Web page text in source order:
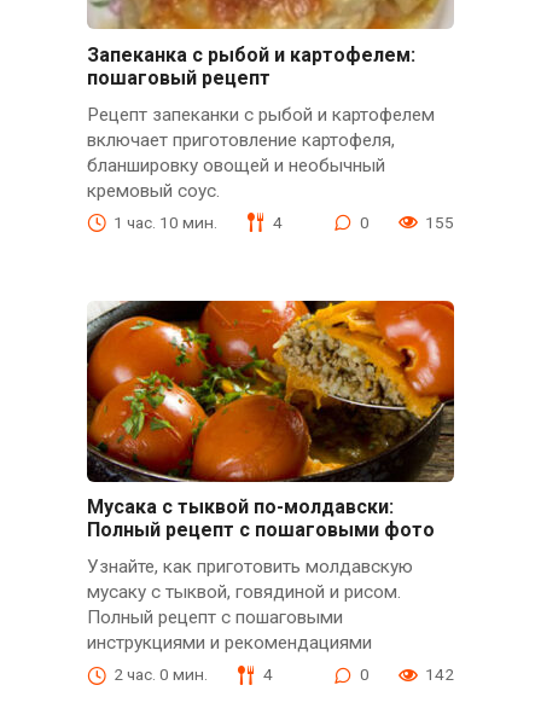
Запеканка с рыбой и картофелем:
пошаговый рецепт
Рецепт запеканки с рыбой и картофелем
включает приготовление картофеля,
бланшировку овощей и необычный
кремовый соус.
1 час. 10 мин. 4 0 155
Мусака с тыквой по-молдавски:
Полный рецепт с пошаговыми фото
Узнайте, как приготовить молдавскую
мусаку с тыквой, говядиной и рисом.
Полный рецепт с пошаговыми
инструкциями и рекомендациями
2 час. 0 мин. 4 0 142